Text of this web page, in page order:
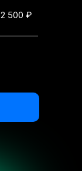
2 500 ₽